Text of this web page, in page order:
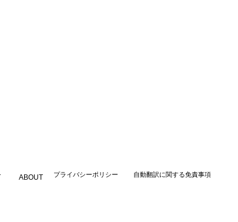
ABOUT ​プライバシーポリシー 自動翻訳に関する免責事項